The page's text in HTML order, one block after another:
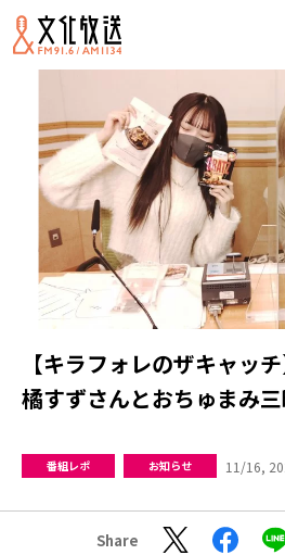
【キラフォレのザキャッ
橘すずさんとおちゅまみ三
番組レポ お知らせ 11/16,
Share